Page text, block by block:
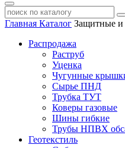
Главная Каталог Защитные и
Распродажа
Раструб
Уценка
Чугунные
Сырье ПНД
Трубка ТУТ
Коверы газовые
Шины гибкие
Трубы НПВХ
Геотекстиль